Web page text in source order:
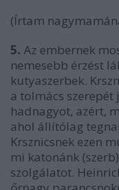
(Írtam
5. Az embernek
nemesebb érzést
kutyaszerbek.
a tolmács
hadnagyot, azért,
ahol állítólag
Krsznicsnek ezen
mi katonánk
szolgálatot.